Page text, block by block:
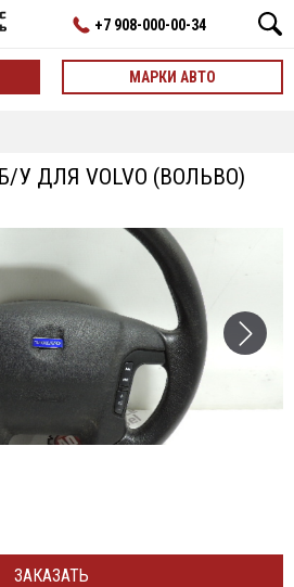
+7 908-000-00-34
МАРКИ АВТО
У ДЛЯ VOLVO (ВОЛЬВО)
ЗАКАЗАТЬ